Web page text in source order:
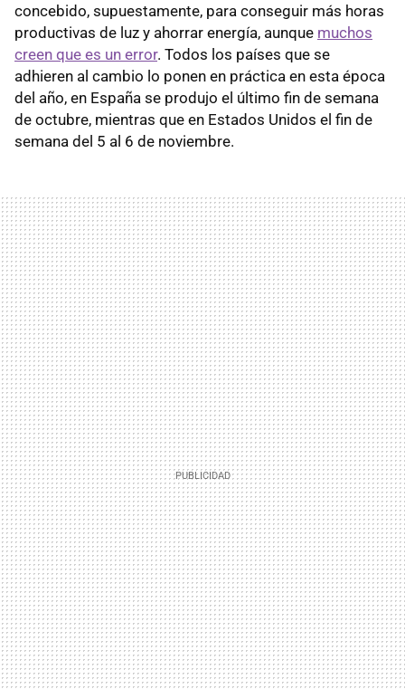
concebido, supuestamente, para conseguir más horas
productivas de luz y ahorrar energía, aunque muchos
creen que es un error. Todos los países que se
adhieren al cambio lo ponen en práctica en esta época
del año, en España se produjo el último fin de semana
de octubre, mientras que en Estados Unidos el fin de
semana del 5 al 6 de noviembre.